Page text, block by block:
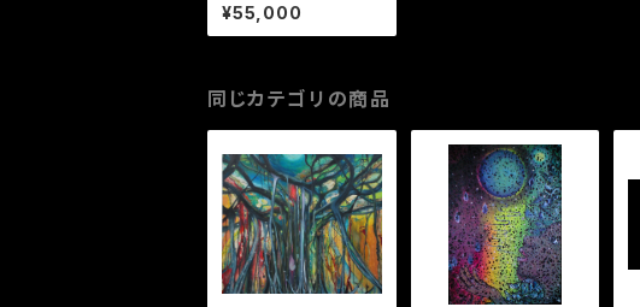
君をのせて 初期バー
ジョン
¥55,000
同じカテゴリの商品